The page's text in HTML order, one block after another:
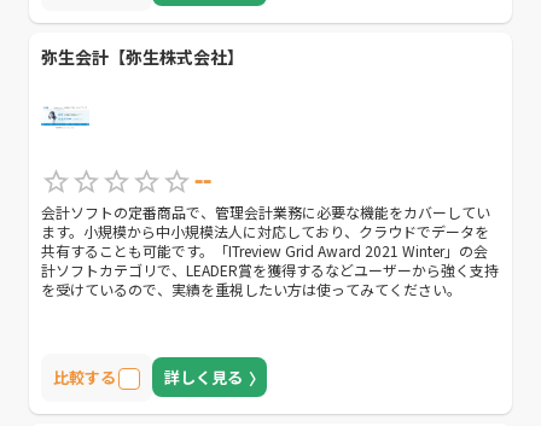
弥生会計【弥生株式会社】
--
会計ソフトの定番商品で、管理会計業務に必要な機能をカバーしてい
ます。小規模から中小規模法人に対応しており、クラウドでデータを
共有することも可能です。「ITreview Grid Award 2021 Winter」の会
計ソフトカテゴリで、LEADER賞を獲得するなどユーザーから強く支持
を受けているので、実績を重視したい方は使ってみてください。
比較する 詳しく見る